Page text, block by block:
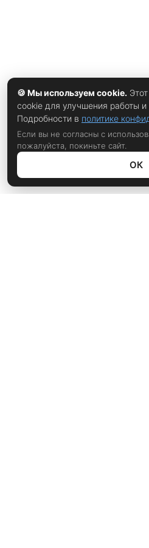
🍪 Мы используем cookie.
cookie для улучшения работы
Подробности в политике
Если вы не согласны с
пожалуйста, покиньте сайт.
ОК